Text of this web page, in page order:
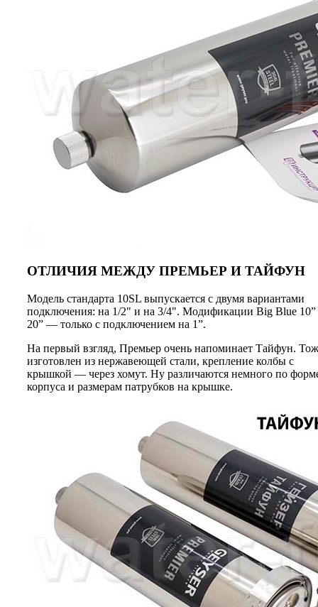
ОТЛИЧИЯ МЕЖДУ ПРЕМЬЕР И ТАЙФУН
Модель стандарта 10SL выпускается с двумя вариантами
подключения: на 1/2" и на 3/4". Модификации Big Blue 10”
20” — только с подключением на 1”.
На первый взгляд, Премьер очень напоминает Тайфун.
изготовлен из нержавеющей стали, крепление колбы с
крышкой — через хомут. Ну различаются немного по
корпуса и размерам патрубков на крышке.